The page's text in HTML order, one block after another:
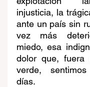
injusticia, la
ante un país sin
vez más
miedo, esa
dolor que, fuera
verde,
días.